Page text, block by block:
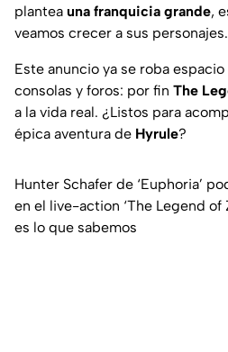
plantea una franquicia grande,
veamos crecer a sus personajes.
Este anuncio ya se roba
consolas y foros: por fin The
a la vida real. ¿Listos para
épica aventura de Hyrule?
Hunter Schafer de ‘Euphoria’
en el live-action ‘The Legend of
es lo que sabemos